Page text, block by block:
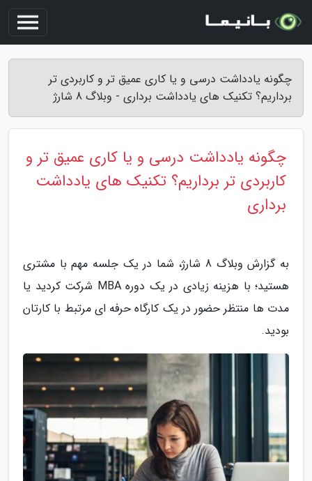
چگونه یادداشت درسی و یا کاری عمیق تر و کاربردی تر
برداریم؟ تکنیک های یادداشت برداری - وبلاگ 8 شارژ
چگونه یادداشت درسی و یا کاری عمیق تر و
کاربردی تر برداریم؟ تکنیک های یادداشت
برداری
به گزارش وبلاگ 8 شارژ، شما در یک جلسه مهم با مشتری
هستید؛ با هزینه زیادی در یک دوره MBA شرکت کردید یا
مدت ها منتظر حضور در یک کارگاه حرفه ای مرتبط با کارتان
بودید.